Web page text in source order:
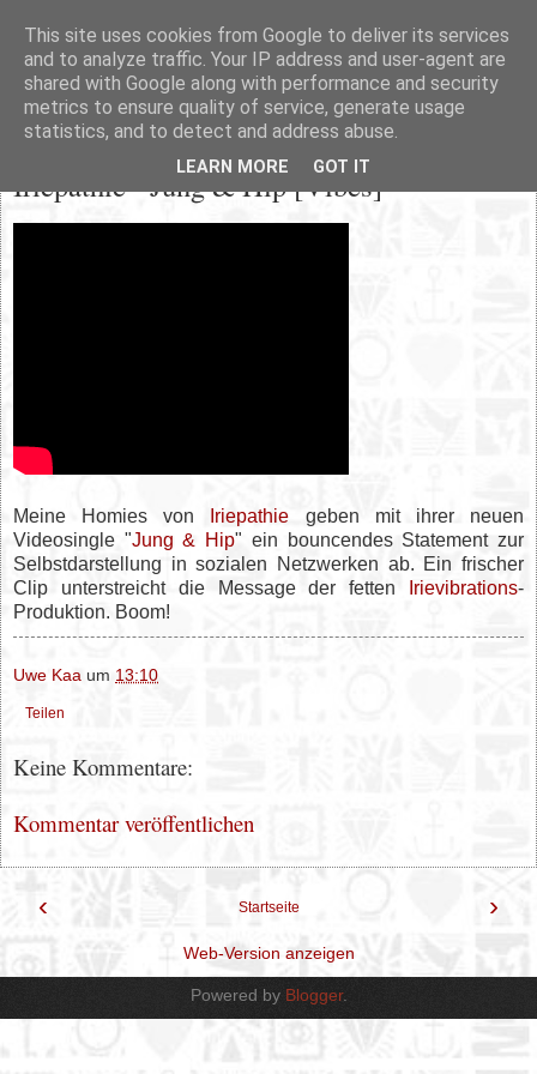
Dienstag, 28. Juli 2015
Iriepathie - Jung & Hip [Vibes]
Meine Homies von Iriepathie geben mit ihrer neuen
Videosingle "Jung & Hip" ein bouncendes Statement zur
Selbstdarstellung in sozialen Netzwerken ab. Ein frischer
Clip unterstreicht die Message der fetten
Irievibrations-
Produktion. Boom!
Uwe Kaa um 13:10
Teilen
Keine Kommentare:
Kommentar veröffentlichen
‹ ›
Startseite
Web-Version anzeigen
Powered by Blogger.
This site uses cookies from Google to deliver its services
and to analyze traffic. Your IP address and user-agent are
shared with Google along with performance and security
metrics to ensure quality of service, generate usage
statistics, and to detect and address abuse.
LEARN MORE GOT IT